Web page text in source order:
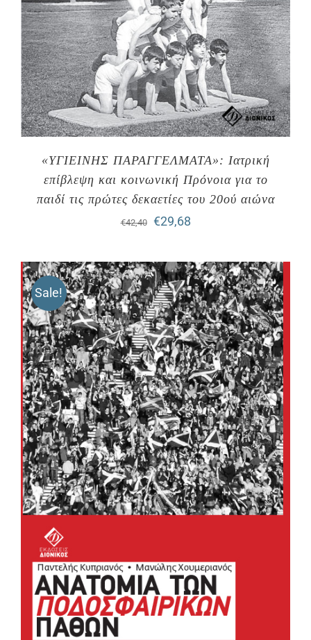
«ΥΓΙΕΙΝΗΣ ΠΑΡΑΓΓΕΛΜΑΤΑ»: Ιατρική
επίβλεψη και κοινωνική Πρόνοια για το
παιδί τις πρώτες δεκαετίες του 20ού αιώνα
€42,40
Original
was:
€42,40.
€29,68Η
τιμή
είναι:
€29,68.
Sale!